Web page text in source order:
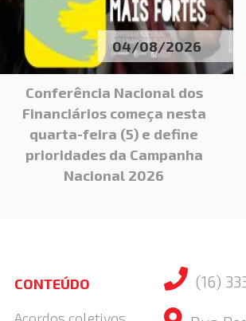
04/08/2026
Conferência Nacional dos
Financiários começa nesta
quarta-feira (5) e define
prioridades da Campanha
Nacional 2026
CONTEÚDO
Acordos coletivos
(16)